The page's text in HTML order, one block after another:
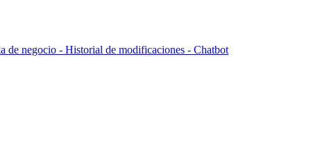
de negocio - Historial de modificaciones - Chatbot